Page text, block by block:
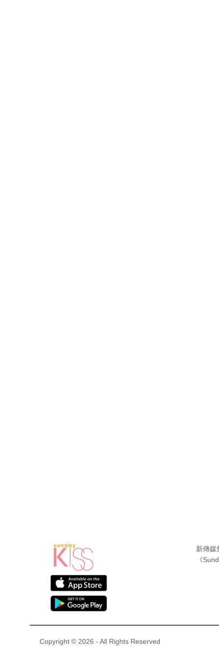
新傳媒
《
Copyright © 2026 - All Rights Reserved